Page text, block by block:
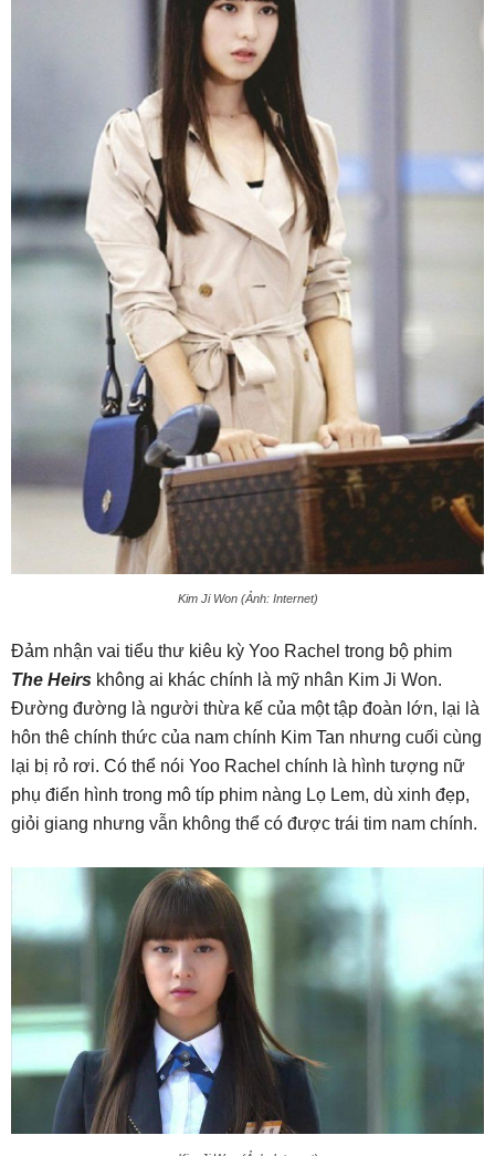
Kim Ji Won (Ảnh: Internet)
Đảm nhận vai tiểu thư kiêu kỳ Yoo Rachel trong bộ phim
The Heirs không ai khác chính là mỹ nhân Kim Ji Won.
Đường đường là người thừa kế của một tập đoàn lớn, lại là
hôn thê chính thức của nam chính Kim Tan nhưng cuối cùng
lại bị rỏ rơi. Có thể nói Yoo Rachel chính là hình tượng nữ
phụ điển hình trong mô típ phim nàng Lọ Lem, dù xinh đẹp,
giỏi giang nhưng vẫn không thể có được trái tim nam chính.